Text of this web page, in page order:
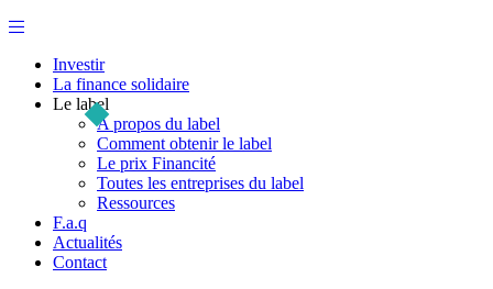
Investir
La finance solidaire
Le label
A propos du label
Comment obtenir le label
Le prix Financité
Toutes les entreprises du label
Ressources
F.a.q
Actualités
Contact